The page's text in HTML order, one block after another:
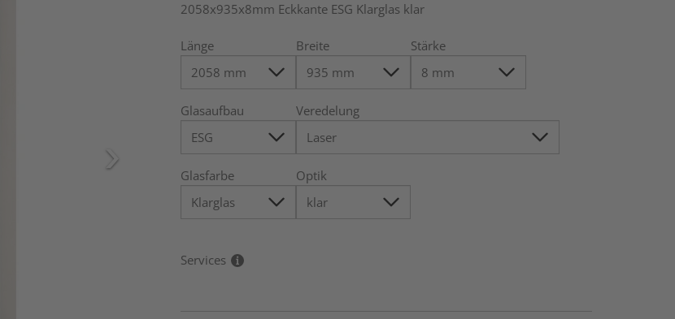
2058x935x8mm Eckkante ESG Klarglas klar
Länge Breite Stärke
Glasaufbau Veredelung
Glasfarbe Optik
Services